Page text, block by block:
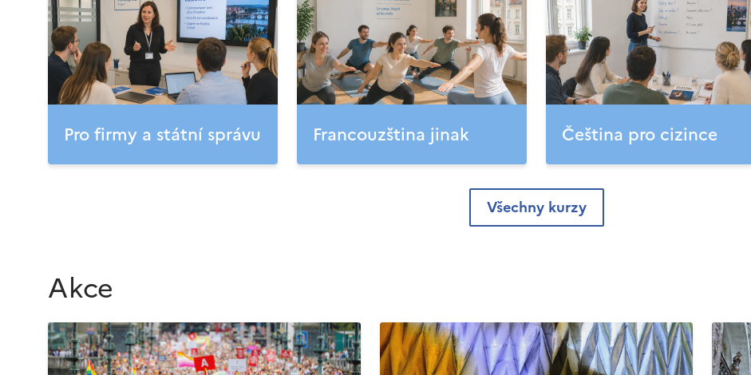
Pro firmy a státní správu Francouzština jinak Čeština pro cizince
Všechny kurzy
Akce